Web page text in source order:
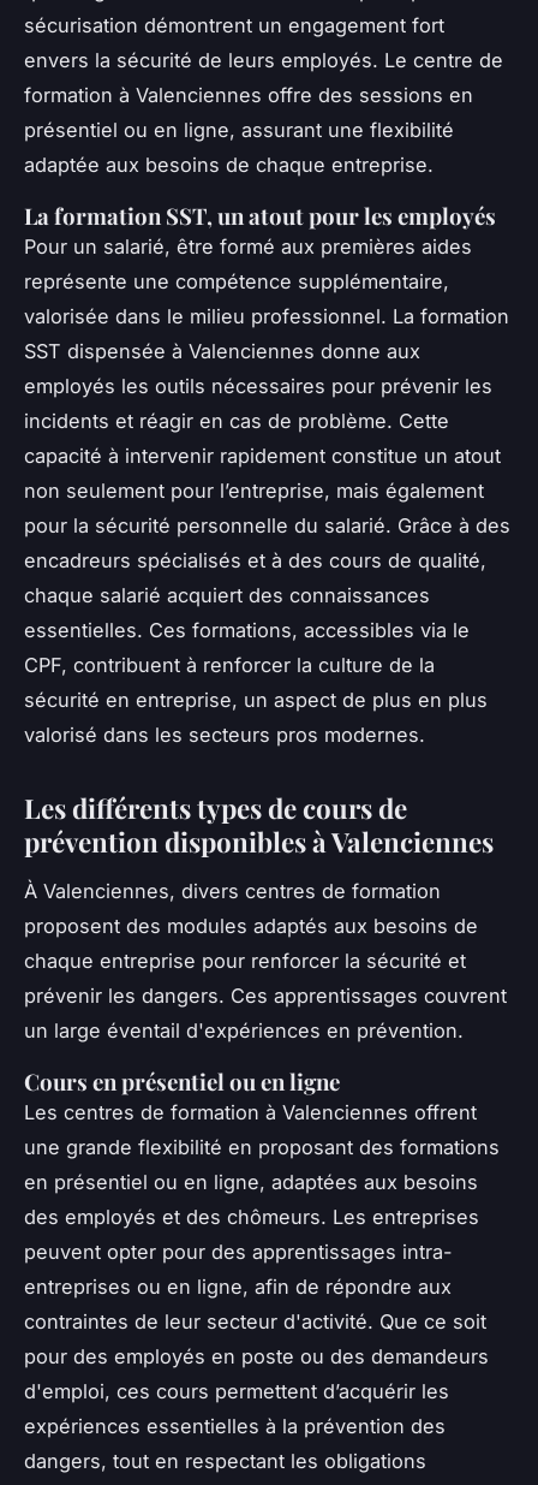
sécurisation démontrent un engagement fort
envers la sécurité de leurs employés. Le centre de
formation à Valenciennes offre des sessions en
présentiel ou en ligne, assurant une flexibilité
adaptée aux besoins de chaque entreprise.
La formation SST, un atout pour les employés
Pour un salarié, être formé aux premières aides
représente une compétence supplémentaire,
valorisée dans le milieu professionnel. La formation
SST dispensée à Valenciennes donne aux
employés les outils nécessaires pour prévenir les
incidents et réagir en cas de problème. Cette
capacité à intervenir rapidement constitue un atout
non seulement pour l’entreprise, mais également
pour la sécurité personnelle du salarié. Grâce à des
encadreurs spécialisés et à des cours de qualité,
chaque salarié acquiert des connaissances
essentielles. Ces formations, accessibles via le
CPF, contribuent à renforcer la culture de la
sécurité en entreprise, un aspect de plus en plus
valorisé dans les secteurs pros modernes.
Les différents types de cours de
prévention disponibles à Valenciennes
À Valenciennes, divers centres de formation
proposent des modules adaptés aux besoins de
chaque entreprise pour renforcer la sécurité et
prévenir les dangers. Ces apprentissages couvrent
un large éventail d'expériences en prévention.
Cours en présentiel ou en ligne
Les centres de formation à Valenciennes offrent
une grande flexibilité en proposant des formations
en présentiel ou en ligne, adaptées aux besoins
des employés et des chômeurs. Les entreprises
peuvent opter pour des apprentissages intra-
entreprises ou en ligne, afin de répondre aux
contraintes de leur secteur d'activité. Que ce soit
pour des employés en poste ou des demandeurs
d'emploi, ces cours permettent d’acquérir les
expériences essentielles à la prévention des
dangers, tout en respectant les obligations